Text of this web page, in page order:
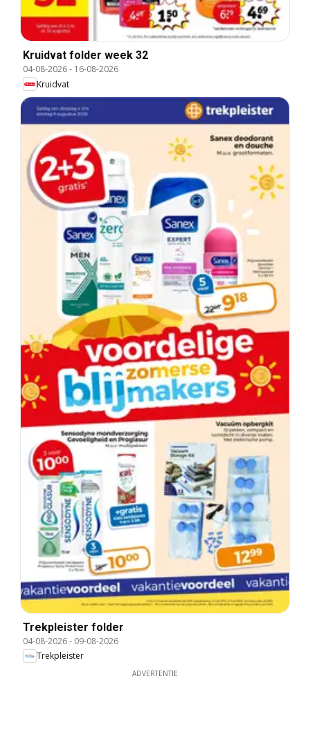
Kruidvat folder week 32
04-08-2026- 16-08-2026
Kruidvat
Trekpleister folder
04-08-2026- 09-08-2026
Trekpleister
ADVERTENTIE